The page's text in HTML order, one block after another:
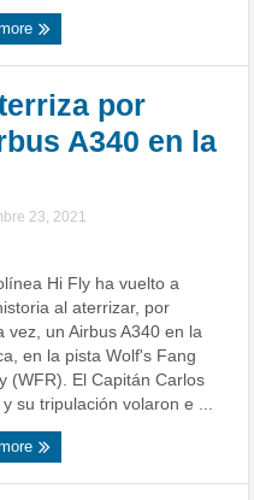
por
A340 en la
23, 2021
Hi Fly ha vuelto a
al aterrizar, por
vez, un Airbus A340 en la
en la pista Wolf's Fang
(WFR). El Capitán Carlos
su tripulación volaron e ...